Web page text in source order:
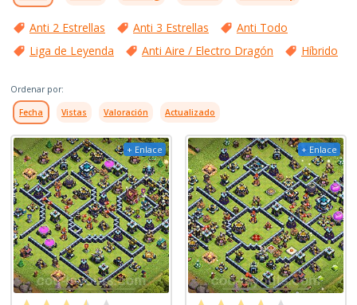
Anti 2 Estrellas Anti 3 Estrellas
Anti Todo
Liga de Leyenda
Anti Aire / Electro Dragón Híbrido
Ordenar por:
Fecha Vistas Valoración Actualizado
+ Enlace + Enlace